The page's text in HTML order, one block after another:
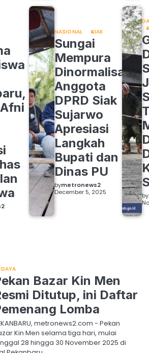
NASIONAL SIAK
Sungai
Mempura
Dinormalisasi,
Anggota
DPRD Siak
Sujarwo
Apresiasi
Langkah
Bupati dan
Dinas PU
bymetronews2
December 5, 2025
by
Bazar Kin Men
Ditutup, ini Daftar
Lomba
metronews2.com - Pekan
Kin Men selama tiga hari, mulai
28 hingga 30 November 2025 di